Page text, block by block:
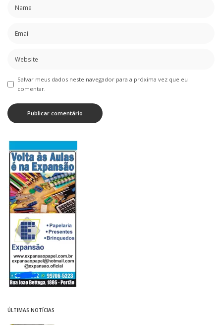
Salvar meus dados neste navegador para a próxima vez que eu
comentar.
ÚLTIMAS NOTÍCIAS